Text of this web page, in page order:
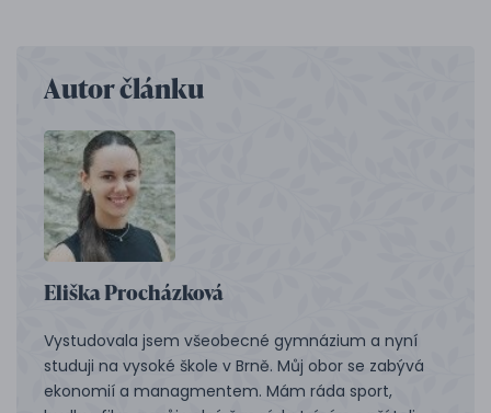
Autor článku
Eliška Procházková
Vystudovala jsem všeobecné gymnázium a nyní
studuji na vysoké škole v Brně. Můj obor se zabývá
ekonomií a managmentem. Mám ráda sport,